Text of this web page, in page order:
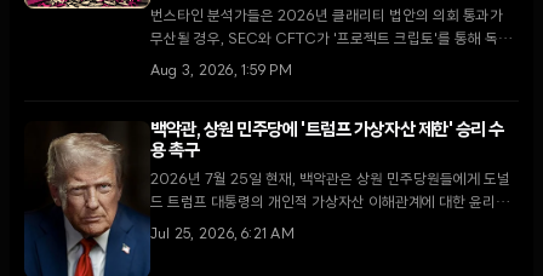
번스타인 분석가들은 2026년 클래리티 법안의 의회 통과가
무산될 경우, SEC와 CFTC가 '프로젝트 크립토'를 통해 독자
적인 규제 마련에 속도를 낼 것으로 내다봤다.
Aug 3, 2026, 1:59 PM
백악관, 상원 민주당에 '트럼프 가상자산 제한' 승리 수
용 촉구
2026년 7월 25일 현재, 백악관은 상원 민주당원들에게 도널
드 트럼프 대통령의 개인적 가상자산 이해관계에 대한 윤리적
양보안을 수용하고 클래리티 법안을 통과시킬 것을 촉구하고
Jul 25, 2026, 6:21 AM